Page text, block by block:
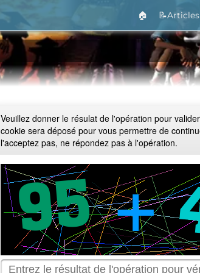
🏠 📝Articles
Veuillez donner le résulat de l'opération pour
cookie sera déposé pour vous permettre de
l'acceptez pas, ne répondez pas à l'opération.